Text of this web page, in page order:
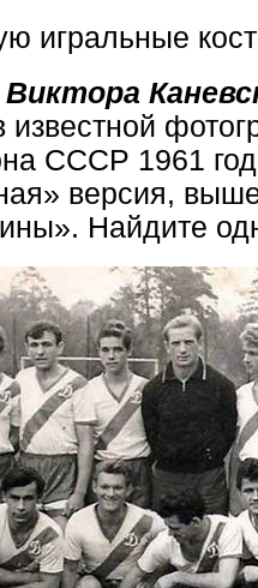
игральные
СССР 1961
версия,
Найдите